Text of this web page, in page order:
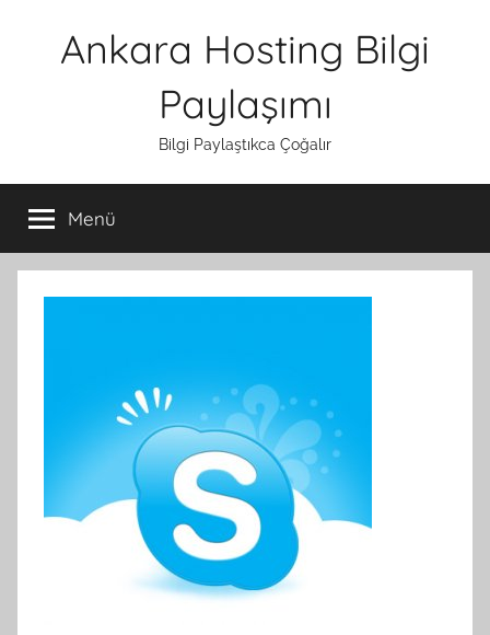
Ankara Hosting Bilgi
Paylaşımı
Bilgi Paylaştıkca Çoğalır
Menü